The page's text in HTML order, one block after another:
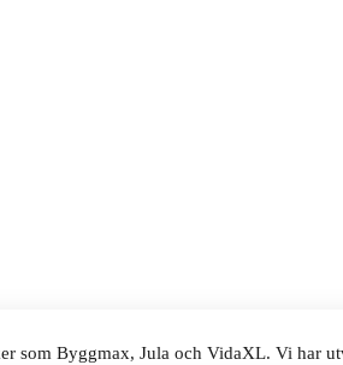
som Byggmax, Jula och VidaXL. Vi har